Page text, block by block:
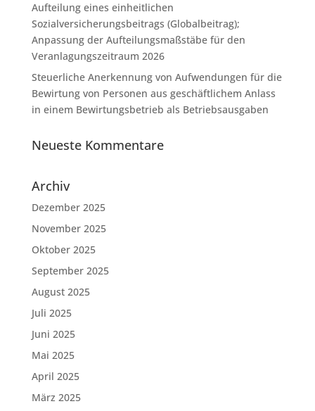
Aufteilung eines einheitlichen
Sozialversicherungsbeitrags (Globalbeitrag);
Anpassung der Aufteilungsmaßstäbe für den
Veranlagungszeitraum 2026
Steuerliche Anerkennung von Aufwendungen für die
Bewirtung von Personen aus geschäftlichem Anlass
in einem Bewirtungsbetrieb als Betriebsausgaben
Neueste Kommentare
Archiv
Dezember 2025
November 2025
Oktober 2025
September 2025
August 2025
Juli 2025
Juni 2025
Mai 2025
April 2025
März 2025